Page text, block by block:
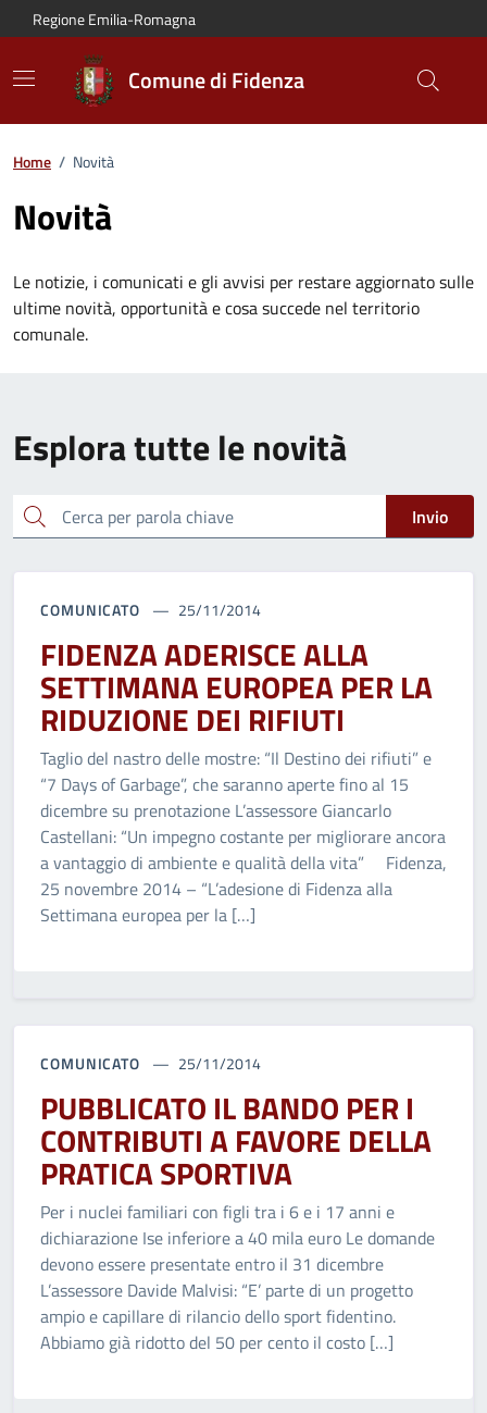
Vai al contenuto principale
Vai alla navigazione del sito
Vai al piede di pagina
Regione Emilia-Romagna
Comune di Fidenza
Home / Novità
Novità
Le notizie, i comunicati e gli avvisi per restare aggiornato sulle
ultime novità, opportunità e cosa succede nel territorio
comunale.
Esplora tutte le novità
Cerca Invio
COMUNICATO 25/11/2014
FIDENZA ADERISCE ALLA
SETTIMANA EUROPEA PER LA
RIDUZIONE DEI RIFIUTI
Taglio del nastro delle mostre: “Il Destino dei rifiuti” e
“7 Days of Garbage”, che saranno aperte fino al 15
dicembre su prenotazione L’assessore Giancarlo
Castellani: “Un impegno costante per migliorare ancora
a vantaggio di ambiente e qualità della vita” Fidenza,
25 novembre 2014 – “L’adesione di Fidenza alla
Settimana europea per la […]
COMUNICATO 25/11/2014
PUBBLICATO IL BANDO PER I
CONTRIBUTI A FAVORE DELLA
PRATICA SPORTIVA
Per i nuclei familiari con figli tra i 6 e i 17 anni e
dichiarazione Ise inferiore a 40 mila euro Le domande
devono essere presentate entro il 31 dicembre
L’assessore Davide Malvisi: “E’ parte di un progetto
ampio e capillare di rilancio dello sport fidentino.
Abbiamo già ridotto del 50 per cento il costo […]